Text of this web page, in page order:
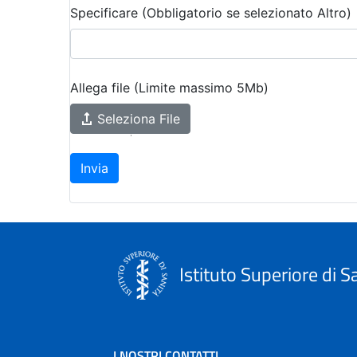
Specificare (Obbligatorio se selezionato Altro)
Allega file (Limite massimo 5Mb)
Seleziona File
Invia
Istituto Superiore di